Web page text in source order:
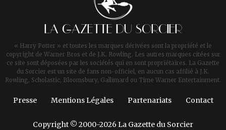
LA GAZETTE DU SORCIER
« Harry Potter » et toutes les marques dérivées sont la propriété et le
copyright de Warner Bros et de J.K. Rowling. Les autres marques citées sur
ce site sont déposées par les sociétés qui en sont propriétaires. La Gazette
du Sorcier est un site de fans non-officiel, en aucun cas affilié à J.K.
Rowling, Scholastic, Bloomsbury, Gallimard ou Time Warner Entertainment.
Presse Mentions Légales Partenariats Contact
Copyright © 2000-2026 La Gazette du Sorcier